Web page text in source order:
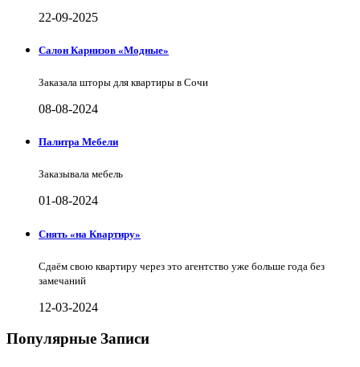
22-09-2025
Салон Карнизов «Модные»
Заказала шторы для квартиры в Сочи
08-08-2024
Палитра Мебели
Заказывала мебель
01-08-2024
Снять «на Квартиру»
Сдаём свою квартиру через это агентство уже больше года без
замечаний
12-03-2024
Популярные Записи